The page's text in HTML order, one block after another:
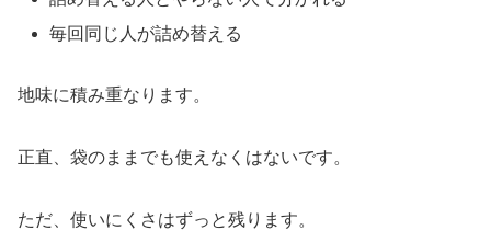
毎回同じ人が詰め替える
地味に積み重なります。
正直、袋のままでも使えなくはないです。
ただ、使いにくさはずっと残ります。